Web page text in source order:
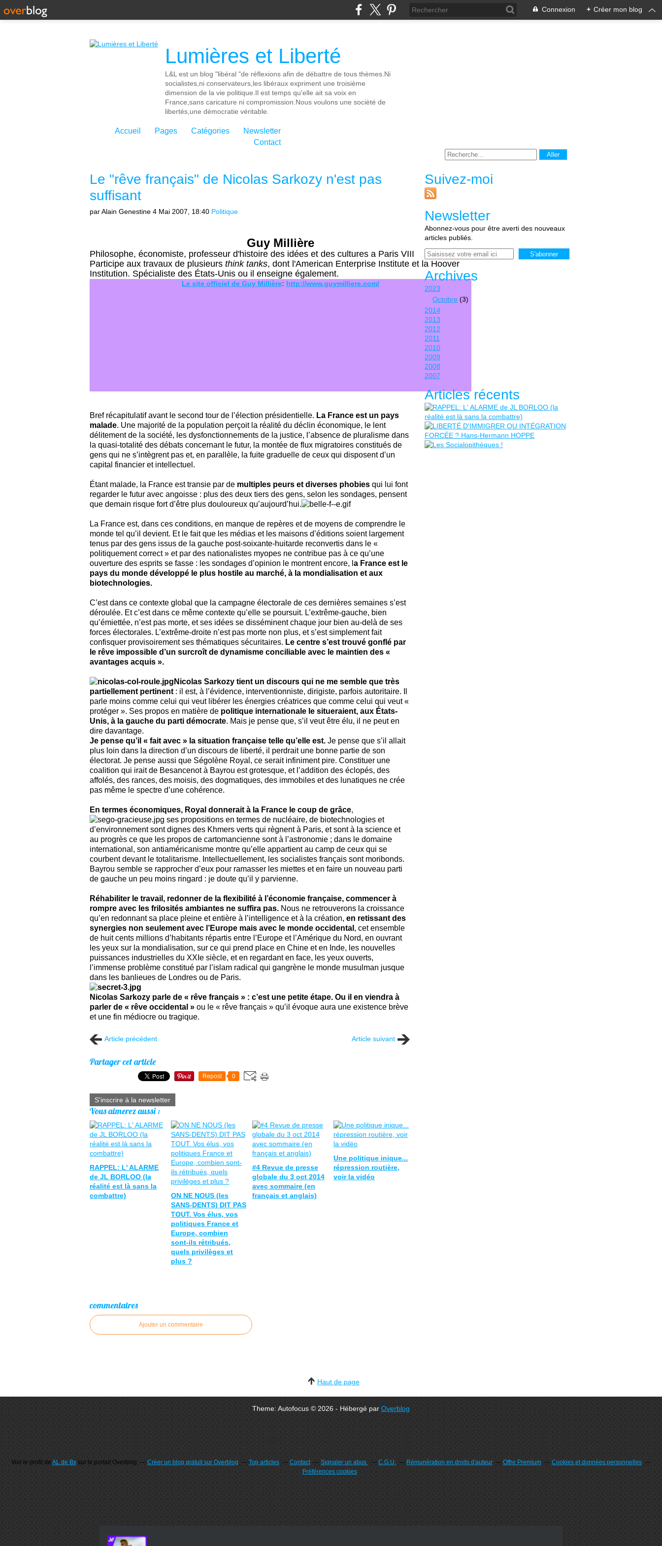
Connexion + Créer mon blog
Lumières et Liberté
L&L est un blog "libéral "de réflexions afin de débattre de tous thèmes.Ni
socialistes,ni conservateurs,les libéraux expriment une troisième
dimension de la vie politique.Il est temps qu'elle ait sa voix en
France,sans caricature ni compromission.Nous voulons une socièté de
libertés,une démocratie véritable.
Accueil Pages Catégories
Newsletter
Contact
Le "rêve français" de Nicolas Sarkozy n'est pas
suffisant
par Alain Genestine 4 Mai 2007, 18:40 Politique
Guy Millière
Philosophe, économiste, professeur d'histoire des idées et des cultures a Paris VIII
Participe aux travaux de plusieurs think tanks, dont l'American Enterprise Institute et la Hoover
Institution. Spécialiste des États-Unis ou il enseigne également.
Le site officiel de Guy Millière: http://www.guymilliere.com/
Bref récapitulatif avant le second tour de l’élection présidentielle. La France est un pays
malade. Une majorité de la population perçoit la réalité du déclin économique, le lent
délitement de la société, les dysfonctionnements de la justice, l’absence de pluralisme dans
la quasi-totalité des débats concernant le futur, la montée de flux migratoires constitués de
gens qui ne s’intègrent pas et, en parallèle, la fuite graduelle de ceux qui disposent d’un
capital financier et intellectuel.
Étant malade, la France est transie par de multiples peurs et diverses phobies qui lui font
regarder le futur avec angoisse : plus des deux tiers des gens, selon les sondages, pensent
que demain risque fort d’être plus douloureux qu’aujourd’hui.
La France est, dans ces conditions, en manque de repères et de moyens de comprendre le
monde tel qu’il devient. Et le fait que les médias et les maisons d’éditions soient largement
tenus par des gens issus de la gauche post-soixante-huitarde reconvertis dans le «
politiquement correct » et par des nationalistes myopes ne contribue pas à ce qu’une
ouverture des esprits se fasse : les sondages d’opinion le montrent encore, l a France est le
pays du monde développé le plus hostile au marché, à la mondialisation et aux
biotechnologies.
C’est dans ce contexte global que la campagne électorale de ces dernières semaines s’est
déroulée. Et c’est dans ce même contexte qu’elle se poursuit. L’extrême-gauche, bien
qu’émiettée, n’est pas morte, et ses idées se disséminent chaque jour bien au-delà de ses
forces électorales. L’extrême-droite n’est pas morte non plus, et s’est simplement fait
confisquer provisoirement ses thématiques sécuritaires. Le centre s’est trouvé gonflé par
le rêve impossible d’un surcroît de dynamisme conciliable avec le maintien des «
avantages acquis ».
Nicolas Sarkozy tient un discours qui ne me semble que très
partiellement pertinent : il est, à l’évidence, interventionniste, dirigiste, parfois autoritaire. Il
parle moins comme celui qui veut libérer les énergies créatrices que comme celui qui veut «
protéger ». Ses propos en matière de politique internationale le situeraient, aux États-
Unis, à la gauche du parti démocrate. Mais je pense que, s’il veut être élu, il ne peut en
dire davantage.
Je pense qu’il « fait avec » la situation française telle qu’elle est. Je pense que s’il allait
plus loin dans la direction d’un discours de liberté, il perdrait une bonne partie de son
électorat. Je pense aussi que Ségolène Royal, ce serait infiniment pire. Constituer une
coalition qui irait de Besancenot à Bayrou est grotesque, et l’addition des éclopés, des
affolés, des rances, des moisis, des dogmatiques, des immobiles et des lunatiques ne crée
pas même le spectre d’une cohérence.
En termes économiques, Royal donnerait à la France le coup de grâce,
ses propositions en termes de nucléaire, de biotechnologies et
d’environnement sont dignes des Khmers verts qui règnent à Paris, et sont à la science et
au progrès ce que les propos de cartomancienne sont à l’astronomie ; dans le domaine
international, son antiaméricanisme montre qu’elle appartient au camp de ceux qui se
courbent devant le totalitarisme. Intellectuellement, les socialistes français sont moribonds.
Bayrou semble se rapprocher d’eux pour ramasser les miettes et en faire un nouveau parti
de gauche un peu moins ringard : je doute qu’il y parvienne.
Réhabiliter le travail, redonner de la flexibilité à l’économie française, commencer à
rompre avec les frilosités ambiantes ne suffira pas. Nous ne retrouverons la croissance
qu’en redonnant sa place pleine et entière à l’intelligence et à la création, en retissant des
synergies non seulement avec l’Europe mais avec le monde occidental , cet ensemble
de huit cents millions d’habitants répartis entre l’Europe et l’Amérique du Nord, en ouvrant
les yeux sur la mondialisation, sur ce qui prend place en Chine et en Inde, les nouvelles
puissances industrielles du XXIe siècle, et en regardant en face, les yeux ouverts,
l’immense problème constitué par l’islam radical qui gangrène le monde musulman jusque
dans les banlieues de Londres ou de Paris.
Nicolas Sarkozy parle de « rêve français » : c’est une petite étape. Ou il en viendra à
parler de « rêve occidental » ou le « rêve français » qu’il évoque aura une existence brève
et une fin médiocre ou tragique.
Article précédent Article suivant
Partager cet article
Repost 0
S'inscrire à la newsletter
Vous aimerez aussi :
RAPPEL: L' ALARME
de JL BORLOO (la
réalité est là sans la
combattre)
ON NE NOUS (les
SANS-DENTS) DIT PAS
TOUT. Vos élus, vos
politiques France et
Europe, combien
sont-ils rétribués,
quels privilèges et
plus ?
#4 Revue de presse
globale du 3 oct 2014
avec sommaire (en
français et anglais)
Une politique inique...
répression routière,
voir la vidéo
commentaires
Ajouter un commentaire
Suivez-moi
Newsletter
Abonnez-vous pour être averti des nouveaux
articles publiés.
Email
Archives
2023
Octobre (3)
2014
2013
2012
2011
2010
2009
2008
2007
Articles récents
Haut de page
Theme: Autofocus © 2026 - Hébergé parOverblog
Voir le profil deAL de Bxsur le portail Overblog Créer un blog gratuit sur Overblog Top articles Contact Signaler un abus C.G.U. Rémunération en droits d'auteur Offre Premium
Cookies et données personnelles
Préférences cookies